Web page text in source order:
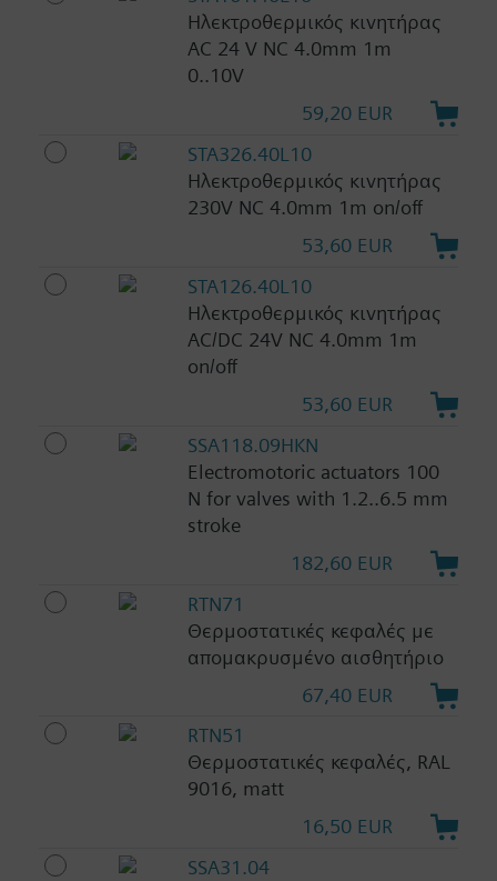
Ηλεκτροθερμικός κινητήρας
AC 24 V NC 4.0mm 1m
0..10V
59,20 EUR
STA326.40L10
Ηλεκτροθερμικός κινητήρας
230V NC 4.0mm 1m on/off
53,60 EUR
STA126.40L10
Ηλεκτροθερμικός κινητήρας
AC/DC 24V NC 4.0mm 1m
on/off
53,60 EUR
SSA118.09HKN
Electromotoric actuators 100
N for valves with 1.2..6.5 mm
stroke
182,60 EUR
RTN71
Θερμοστατικές κεφαλές με
απομακρυσμένο αισθητήριο
67,40 EUR
RTN51
Θερμοστατικές κεφαλές, RAL
9016, matt
16,50 EUR
SSA31.04